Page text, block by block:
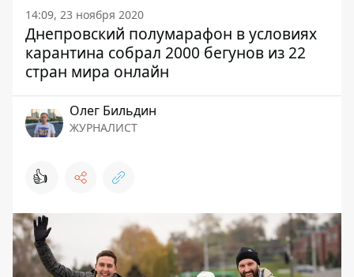
14:09, 23 ноября 2020
Днепровский полумарафон в условиях
карантина собрал 2000 бегунов из 22
стран мира онлайн
Олег Бильдин
ЖУРНАЛИСТ
👍